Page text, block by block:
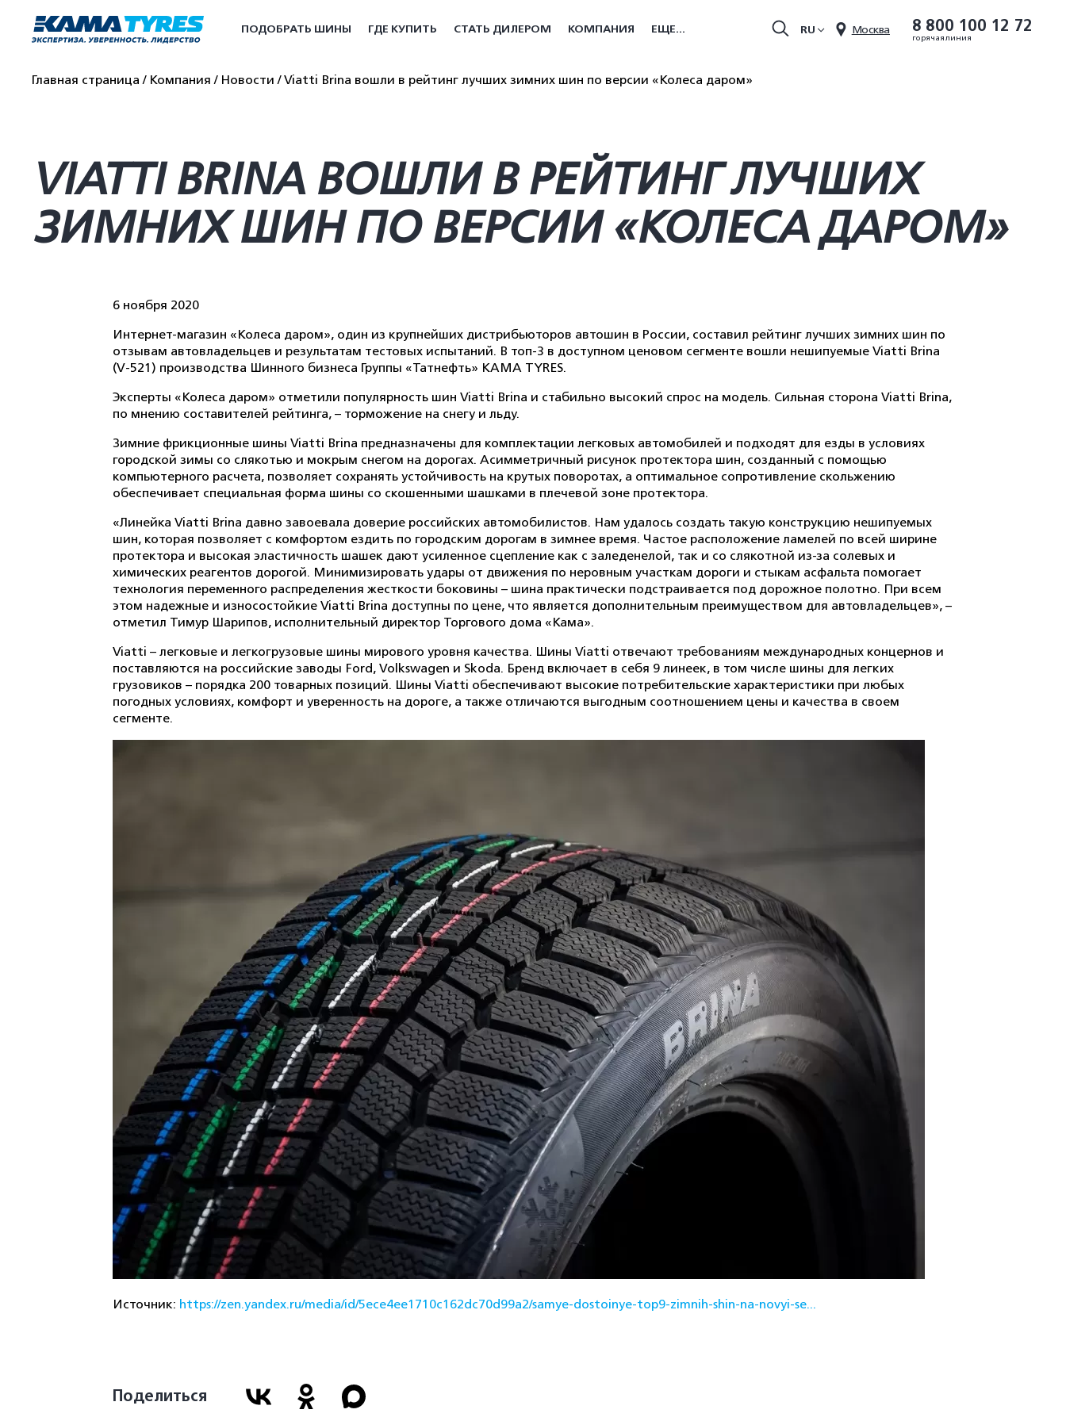
8 800 100 12 72
горячая линия
Москва
RU
ПОДОБРАТЬ ШИНЫ ГДЕ КУПИТЬ СТАТЬ ДИЛЕРОМ КОМПАНИЯ ЕЩЕ...
Главная страница Компания Новости Viatti Brina вошли в рейтинг лучших зимних шин по версии «Колеса даром»
VIATTI BRINA ВОШЛИ В РЕЙТИНГ ЛУЧШИХ
ЗИМНИХ ШИН ПО ВЕРСИИ «КОЛЕСА ДАРОМ»
6 ноября 2020
Интернет-магазин «Колеса даром», один из крупнейших дистрибьюторов автошин в России, составил рейтинг лучших зимних шин по
отзывам автовладельцев и результатам тестовых испытаний. В топ-3 в доступном ценовом сегменте вошли нешипуемые Viatti Brina
(V-521) производства Шинного бизнеса Группы «Татнефть» KAMA TYRES.
Эксперты «Колеса даром» отметили популярность шин Viatti Brina и стабильно высокий спрос на модель. Сильная сторона Viatti Brina,
по мнению составителей рейтинга, – торможение на снегу и льду.
Зимние фрикционные шины Viatti Brina предназначены для комплектации легковых автомобилей и подходят для езды в условиях
городской зимы со слякотью и мокрым снегом на дорогах. Асимметричный рисунок протектора шин, созданный с помощью
компьютерного расчета, позволяет сохранять устойчивость на крутых поворотах, а оптимальное сопротивление скольжению
обеспечивает специальная форма шины со скошенными шашками в плечевой зоне протектора.
«Линейка Viatti Brina давно завоевала доверие российских автомобилистов. Нам удалось создать такую конструкцию нешипуемых
шин, которая позволяет с комфортом ездить по городским дорогам в зимнее время. Частое расположение ламелей по всей ширине
протектора и высокая эластичность шашек дают усиленное сцепление как с заледенелой, так и со слякотной из-за солевых и
химических реагентов дорогой. Минимизировать удары от движения по неровным участкам дороги и стыкам асфальта помогает
технология переменного распределения жесткости боковины – шина практически подстраивается под дорожное полотно. При всем
этом надежные и износостойкие Viatti Brina доступны по цене, что является дополнительным преимуществом для автовладельцев», –
отметил Тимур Шарипов, исполнительный директор Торгового дома «Кама».
Viatti – легковые и легкогрузовые шины мирового уровня качества. Шины Viatti отвечают требованиям международных концернов и
поставляются на российские заводы Ford, Volkswagen и Skoda. Бренд включает в себя 9 линеек, в том числе шины для легких
грузовиков – порядка 200 товарных позиций. Шины Viatti обеспечивают высокие потребительские характеристики при любых
погодных условиях, комфорт и уверенность на дороге, а также отличаются выгодным соотношением цены и качества в своем
сегменте.
Источник: https://zen.yandex.ru/media/id/5ece4ee1710c162dc70d99a2/samye-dostoinye-top9-zimnih-shin-na-novyi-se...
Поделиться